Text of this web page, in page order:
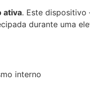
ativa. Este
durante uma
interno